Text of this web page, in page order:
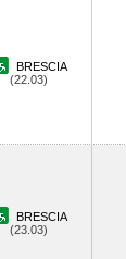
BRESCIA
(22.03)
BRESCIA
(23.03)